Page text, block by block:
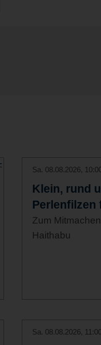
Sa. 08.08.2026,
Klein, rund
Perlenfilzen
Zum
Haithabu
Sa. 08.08.2026,